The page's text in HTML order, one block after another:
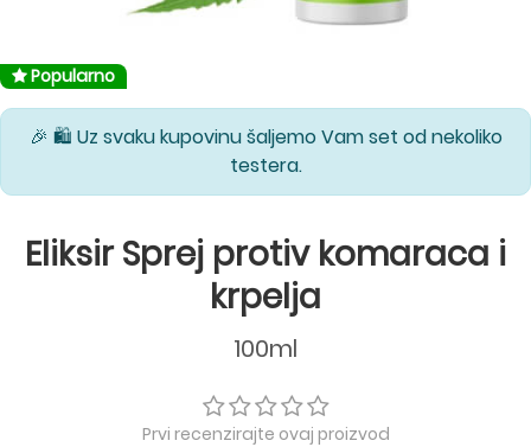
Popularno
🎉 🛍️ Uz svaku kupovinu šaljemo Vam set od nekoliko
testera.
Eliksir Sprej protiv komaraca i
krpelja
100ml
Prvi recenzirajte ovaj proizvod